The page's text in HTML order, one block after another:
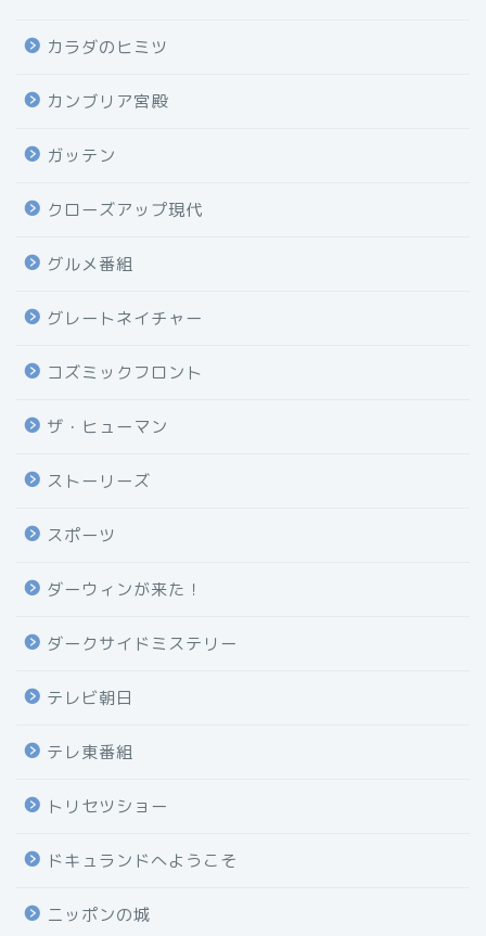
カラダのヒミツ
カンブリア宮殿
ガッテン
クローズアップ現代
グルメ番組
グレートネイチャー
コズミックフロント
ザ・ヒューマン
ストーリーズ
スポーツ
ダーウィンが来た！
ダークサイドミステリー
テレビ朝日
テレ東番組
トリセツショー
ドキュランドへようこそ
ニッポンの城